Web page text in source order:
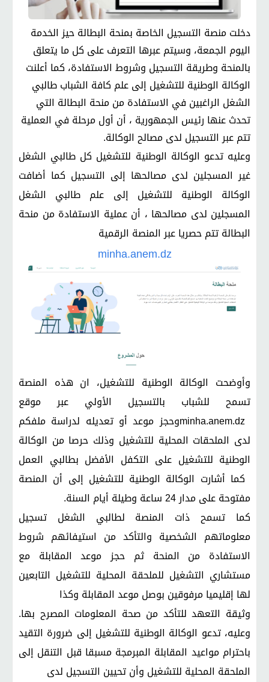
دخلت منصة التسجيل الخاصة بمنحة البطالة حيز الخدمة
اليوم الجمعة، وسيتم عبرها التعرف على كل ما يتعلق
بالمنحة وطريقة التسجيل وشروط الاستفادة، كما أعلنت
الوكالة الوطنية للتشغيل إلى علم كافة الشباب طالبي
الشغل الراغبين في الاستفادة من منحة البطالة التي
تحدث عنها رئيس الجمهورية ، أن أول مرحلة في العملية
تتم عبر التسجيل لدى مصالح الوكالة.
وعليه تدعو الوكالة الوطنية للتشغيل كل طالبي الشغل
غير المسجلين لدى مصالحها إلى التسجيل كما أضافت
الوكالة الوطنية للتشغيل إلى علم طالبي الشغل
المسجلين لدى مصالحها ، أن عملية الاستفادة من منحة
البطالة تتم حصريا عبر المنصة الرقمية
minha.anem.dz
وأوضحت الوكالة الوطنية للتشغيل، ان هذه المنصة
تسمح للشباب بالتسجيل الأولي عبر موقع
minha.anem.dzوحجز موعد أو تعديله لدراسة ملفكم
لدى الملحقات المحلية للتشغيل وذلك حرصا من الوكالة
الوطنية للتشغيل على التكفل الأفضل بطالبي العمل
كما أشارت الوكالة الوطنية للتشغيل إلى أن المنصة
مفتوحة على مدار 24 ساعة وطيلة أيام السنة
.
كما تسمح ذات المنصة لطالبي الشغل تسجيل
معلوماتهم الشخصية والتأكد من استيفائهم شروط
الاستفادة من المنحة ثم حجز موعد المقابلة مع
مستشاري التشغيل للملحقة المحلية للتشغيل التابعين
لها إقليميا مرفوقين بوصل موعد المقابلة وكذا
وثيقة التعهد للتأكد من صحة المعلومات المصرح بها.
وعليه، تدعو الوكالة الوطنية للتشغيل إلى ضرورة التقيد
باحترام مواعيد المقابلة المبرمجة مسبقا قبل التنقل إلى
الملحقة المحلية للتشغيل وأن تحيين التسجيل لدى